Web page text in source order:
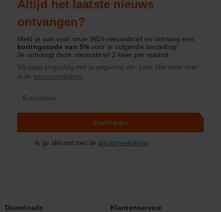
Altijd het laatste nieuws
ontvangen?
Meld je aan voor onze INDI-nieuwsbrief en ontvang een
kortingscode van 5%voor je volgende bestelling!
Je ontvangt deze nieuwsbrief 2 keer per maand.
Wij gaan zorgvuldig met je gegevens om. Lees hier meer over
in de privacyverklaring.
Inschrijven
Ik ga akkoord met de privacyverklaring.
Downloads Klantenservice